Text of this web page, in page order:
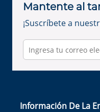
Mantente al
¡Suscríbete a
Información De La